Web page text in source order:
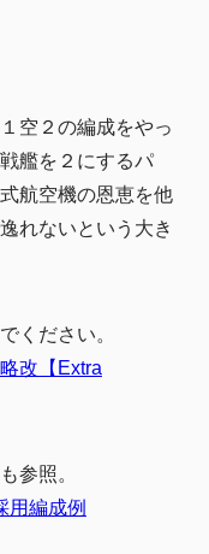
空２の編成をやっ
艦を２にするパ
航空機の恩恵を他
れないという大き
ください。
改【Extra
参照。
用編成例